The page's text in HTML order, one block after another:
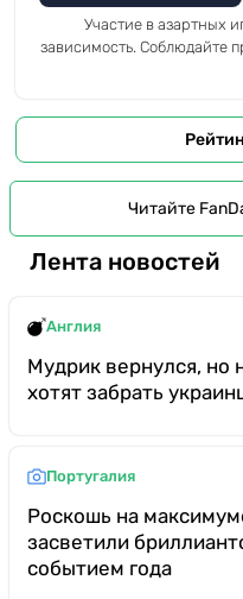
Участие в азартных
зависимость. Соблюдайте
Читайте
Лента новостей
Англия
Мудрик вернулся, но
хотят забрать
Португалия
Роскошь на
засветили
событием года